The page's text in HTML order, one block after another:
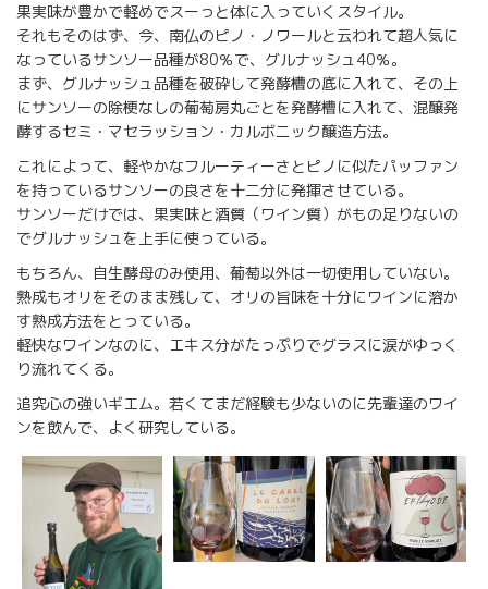
果実味が豊かで軽めでスーっと体に入っていくスタイル。
それもそのはず、今、南仏のピノ・ノワールと云われて超人気に
なっているサンソー品種が80％で、グルナッシュ40％。
まず、グルナッシュ品種を破砕して発酵槽の底に入れて、その上
にサンソーの除梗なしの葡萄房丸ごとを発酵槽に入れて、混醸発
酵するセミ・マセラッション・カルボニック醸造方法。
これによって、軽やかなフルーティーさとピノに似たパッファン
を持っているサンソーの良さを十二分に発揮させている。
サンソーだけでは、果実味と酒質（ワイン質）がもの足りないの
でグルナッシュを上手に使っている。
もちろん、自生酵母のみ使用、葡萄以外は一切使用していない。
熟成もオリをそのまま残して、オリの旨味を十分にワインに溶か
す熟成方法をとっている。
軽快なワインなのに、エキス分がたっぷりでグラスに涙がゆっく
り流れてくる。
追究心の強いギエム。若くてまだ経験も少ないのに先輩達のワイ
ンを飲んで、よく研究している。